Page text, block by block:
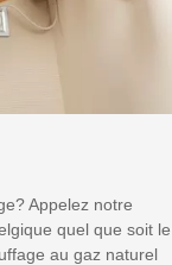
Appelez notre
quel que soit le
au gaz naturel